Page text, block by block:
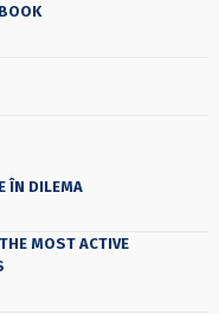
ÎN DILEMA
MOST ACTIVE